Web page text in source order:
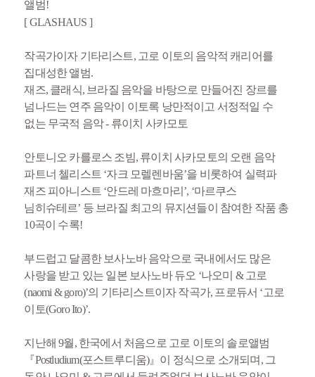
앨범!
[ GLASHAUS ]
작곡가이자 기타리스트, 고로 이토의 음악적 캐리어를
집대성한 앨범.
재즈, 클래식, 브라질 음악을 바탕으로 만들어진 장르를
넘나드는 연주 음악이 이토록 낭만적이고 서정적일 수
없는 무국적 음악 - 류이치 사카모토
안토니오 카를로스 조빔, 류이치 사카모토의 오랜 음악
파트너 첼리스트 ‘자크 모렐렌바움’을 비롯하여 실력파
재즈 피아니스트 ‘안드레 마흐마리’, ‘마르쿠스
님히슈테르’ 등 브라질 최고의 뮤지션들이 참여한 작품 총
10곡이 수록!
부드럽고 달콤한 보사노바 음악으로 국내에서도 많은
사랑을 받고 있는 일본 보사노바 듀오 ‘나오미 & 고로
(naomi & goro)’의 기타리스트이자 작곡가, 프로듀서 ‘고로
이토(Goro Ito)’.
지난해 9월, 한국에서 처음으로 고로 이토의 솔로앨범
『Postludium(포스트루디움)』이 정식으로 소개되며, 그